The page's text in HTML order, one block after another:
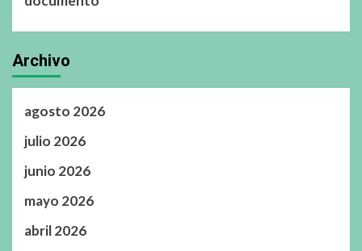
Archivo
agosto 2026
julio 2026
junio 2026
mayo 2026
abril 2026